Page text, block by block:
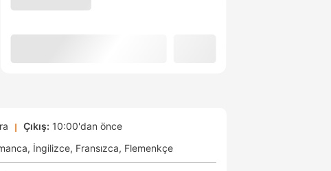
Çıkış: 10:00'dan önce
İngilizce Fransızca Flemenkçe